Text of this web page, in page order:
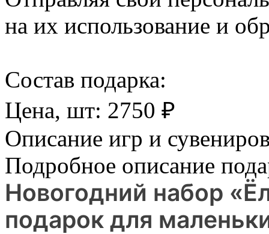
на их использование и
Cостав подарка:
Цена, шт: 2750 ₽
Описание игр и
Подробное описание
Новогодний набор
подарок для